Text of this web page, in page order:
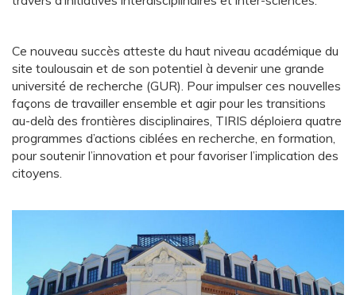
Ce nouveau succès atteste du haut niveau académique du
site toulousain et de son potentiel à devenir une grande
université de recherche (GUR). Pour impulser ces nouvelles
façons de travailler ensemble et agir pour les transitions
au-delà des frontières disciplinaires, TIRIS déploiera quatre
programmes d’actions ciblées en recherche, en formation,
pour soutenir l’innovation et pour favoriser l’implication des
citoyens.